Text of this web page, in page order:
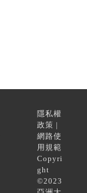
隱私權
政策 |
網路使
用規範
Copyri
ght
©2023